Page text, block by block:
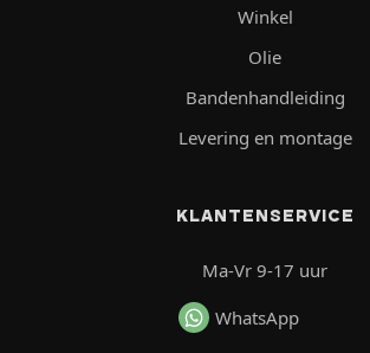
Winkel
Olie
Bandenhandleiding
Levering en montage
KLANTENSERVICE
Ma-Vr 9-17 uur
WhatsApp